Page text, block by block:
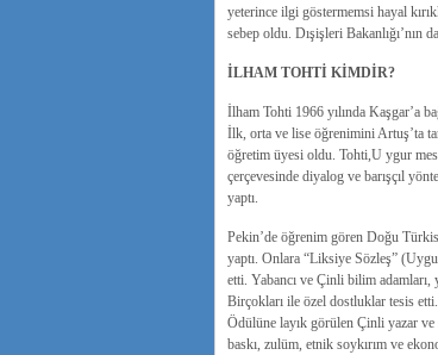
yeterince ilgi göstermemsi hayal
sebep oldu. Dışişleri Bakanlığı’nın
İLHAM TOHTİ KİMDİR?
İlham Tohti 1966 yılında Kaşgar’a
İlk, orta ve lise öğrenimini Artuş’ta
öğretim üyesi oldu. Tohti,U ygur
çerçevesinde diyalog ve barışçıl
yaptı.
Pekin’de öğrenim gören Doğu
yaptı. Onlara “Liksiye Sözleş”
etti. Yabancı ve Çinli bilim adamları,
Birçokları ile özel dostluklar tesis
Ödülüne layık görülen Çinli yazar
baskı, zulüm, etnik soykırım ve